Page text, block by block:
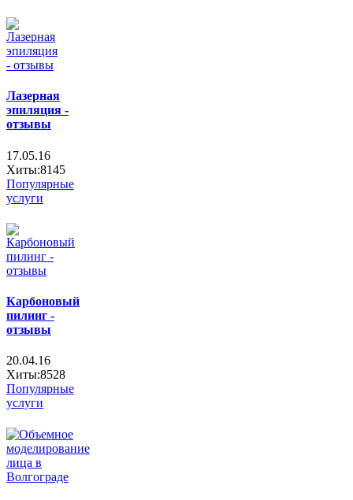
Лазерная
эпиляция -
отзывы
17.05.16
Хиты:8145
Популярные
услуги
Карбоновый
пилинг -
отзывы
20.04.16
Хиты:8528
Популярные
услуги